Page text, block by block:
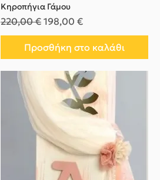
Κηροπήγια Γάμου
Κανονική τιμή
220,00 € Τιμή Έκπτωσης
198,00 €
Προσθήκη στο καλάθι